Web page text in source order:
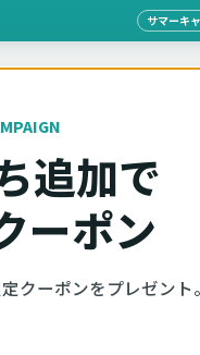
サマーキ
追加で
ーポン
クーポンをプレゼント。
製品を探す